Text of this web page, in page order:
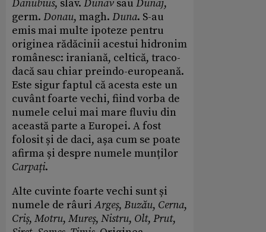
Danubius, slav. Dunav sau Dunaj,
germ. Donau, magh. Duna. S-au
emis mai multe ipoteze pentru
originea rădăcinii acestui hidronim
românesc: iraniană, celtică, traco-
dacă sau chiar preindo-europeană.
Este sigur faptul că acesta este un
cuvânt foarte vechi, fiind vorba de
numele celui mai mare fluviu din
această parte a Europei. A fost
folosit și de daci, așa cum se poate
afirma și despre numele munților
Carpați.
Alte cuvinte foarte vechi sunt și
numele de râuriArgeș, Buzău, Cerna,
Criș, Motru, Mureș, Nistru, Olt, Prut,